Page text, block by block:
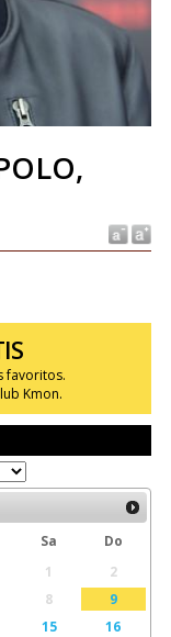
favoritos.
Kmon.
Sa
Do
1
2
8
9
15
16